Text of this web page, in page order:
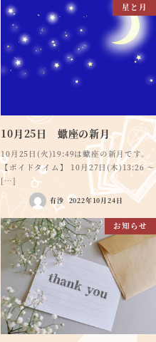
星と月
10月25日 蠍座の新月
10月25日(火)19:49は蠍座の新月です。
【ボイドタイム】 10月27日(木)13:26 ～
[…]
有沙 2022年10月24日
お知らせ